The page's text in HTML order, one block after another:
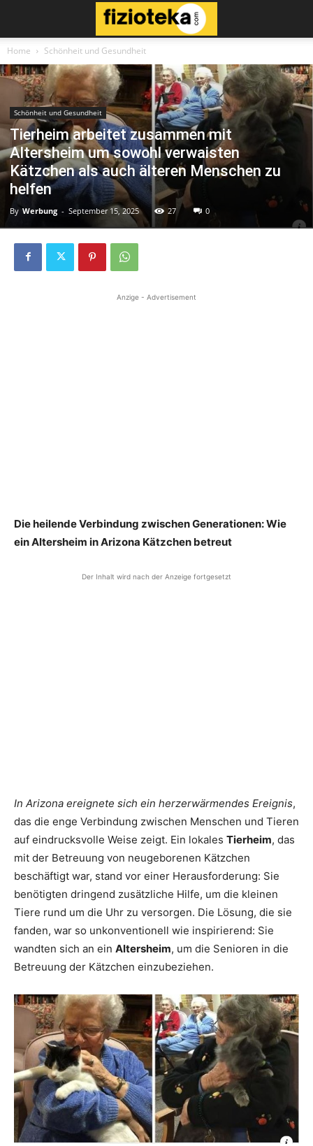
Home Schönheit und Gesundheit
Schönheit und Gesundheit
Tierheim arbeitet zusammen mit
Altersheim um sowohl verwaisten
Kätzchen als auch älteren Menschen zu
helfen
By Werbung - September 15, 2025 27 0
Anzige - Advertisement
Die heilende Verbindung zwischen Generationen: Wie
ein Altersheim in Arizona Kätzchen betreut
Der Inhalt wird nach der Anzeige fortgesetzt
In Arizona ereignete sich ein herzerwärmendes Ereignis,
das die enge Verbindung zwischen Menschen und Tieren
auf eindrucksvolle Weise zeigt. Ein lokales Tierheim, das
mit der Betreuung von neugeborenen Kätzchen
beschäftigt war, stand vor einer Herausforderung: Sie
benötigten dringend zusätzliche Hilfe, um die kleinen
Tiere rund um die Uhr zu versorgen. Die Lösung, die sie
fanden, war so unkonventionell wie inspirierend: Sie
wandten sich an ein Altersheim, um die Senioren in die
Betreuung der Kätzchen einzubeziehen.